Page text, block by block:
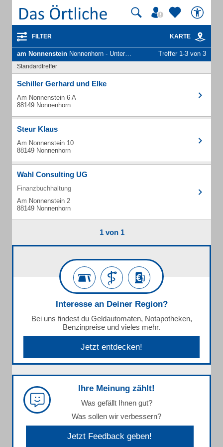
FILTER KARTE
am Nonnenstein Nonnenhorn - Unternehmen und Personen Treffer 1-3 von 3
Standardtreffer
Schiller Gerhard und Elke
Am Nonnenstein 6 A
88149 Nonnenhorn
Steur Klaus
Am Nonnenstein 10
88149 Nonnenhorn
Wahl Consulting UG
Finanzbuchhaltung
Am Nonnenstein 2
88149 Nonnenhorn
1 von 1
Interesse an Deiner Region?
Bei uns findest du Geldautomaten, Notapotheken,
Benzinpreise und vieles mehr.
Jetzt entdecken!
Ihre Meinung zählt!
Was gefällt Ihnen gut?
Was sollen wir verbessern?
Jetzt Feedback geben!